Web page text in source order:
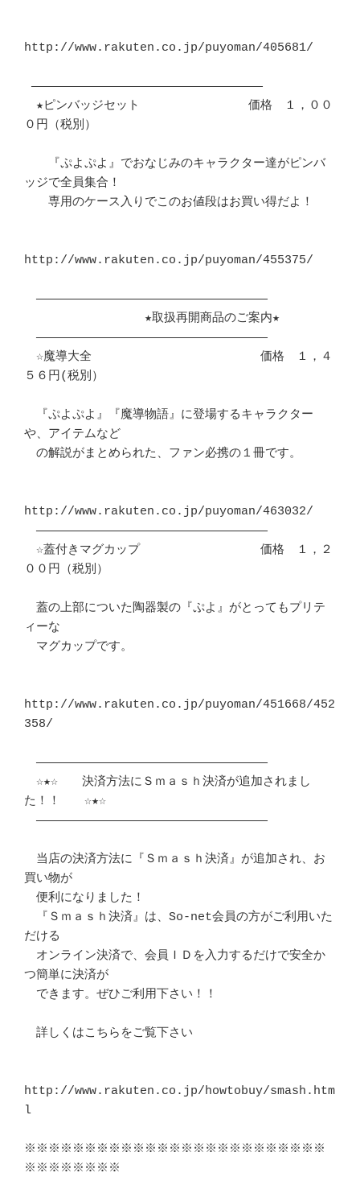
http://www.rakuten.co.jp/puyoman/405681/
★ピンバッジセット　　　　　　　　　価格　１，００
０円（税別）
『ぷよぷよ』でおなじみのキャラクター達がピンバ
ッジで全員集合！
専用のケース入りでこのお値段はお買い得だよ！
http://www.rakuten.co.jp/puyoman/455375/
――――――――――――――――――――――――――――――――
★取扱再開商品のご案内★
――――――――――――――――――――――――――――――――
☆魔導大全　　　　　　　　　　　　　　価格　１，４
５６円(税別）
『ぷよぷよ』『魔導物語』に登場するキャラクター
や、アイテムなど
の解説がまとめられた、ファン必携の１冊です。
http://www.rakuten.co.jp/puyoman/463032/
――――――――――――――――――――――――――――――――
☆蓋付きマグカップ　　　　　　　　　　価格　１，２
００円（税別）
蓋の上部についた陶器製の『ぷよ』がとってもプリテ
ィーな
マグカップです。
http://www.rakuten.co.jp/puyoman/451668/452
358/
――――――――――――――――――――――――――――――――
☆★☆　　決済方法にＳｍａｓｈ決済が追加されまし
た！！　　☆★☆
――――――――――――――――――――――――――――――――
当店の決済方法に『Ｓｍａｓｈ決済』が追加され、お
買い物が
便利になりました！
『Ｓｍａｓｈ決済』は、So-net会員の方がご利用いた
だける
オンライン決済で、会員ＩＤを入力するだけで安全か
つ簡単に決済が
できます。ぜひご利用下さい！！
詳しくはこちらをご覧下さい
http://www.rakuten.co.jp/howtobuy/smash.htm
l
※※※※※※※※※※※※※※※※※※※※※※※※※
※※※※※※※※